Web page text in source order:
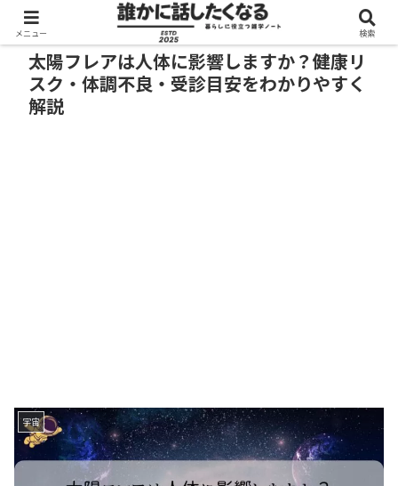
太陽フレアは人体に影響しますか？健康リ
スク・体調不良・受診目安をわかりやすく
解説
宇宙
メニュー 検索